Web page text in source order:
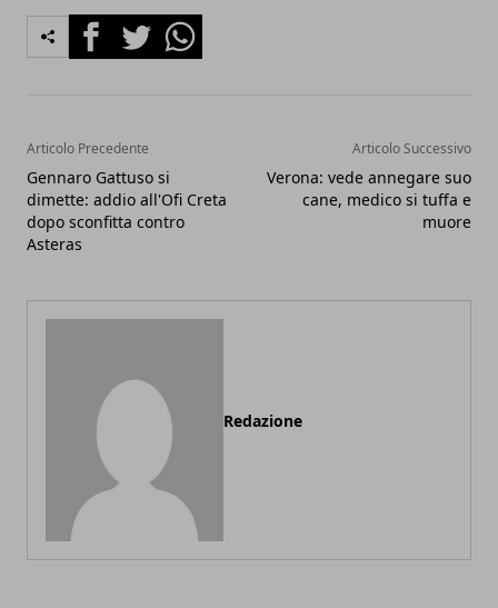
FacebookTwitterWhatsapp
Articolo Precedente
Gennaro Gattuso si
dimette: addio all'Ofi Creta
dopo sconfitta contro
Asteras
Articolo Successivo
Verona: vede annegare suo
cane, medico si tuffa e
muore
Redazione